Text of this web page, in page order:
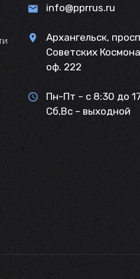
info@pprrus.ru
Архангельск,
Советских
оф. 222
Пн-Пт – с 8:30 до
Сб,Вс – выходной